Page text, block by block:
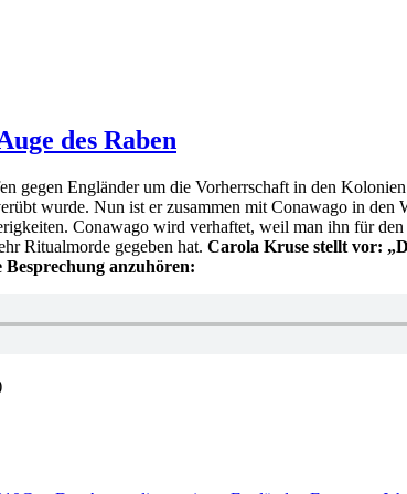
des Raben
gegen Engländer um die Vorherrschaft in den
wurde. Nun ist er zusammen mit Conawago in
Conawago wird verhaftet, weil man ihn für
Ritualmorde gegeben hat. Carola Kruse stellt vor:
anzuhören: